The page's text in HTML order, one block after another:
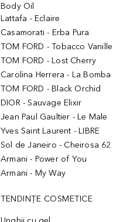
Body Oil
Lattafa - Eclaire
Casamorati - Erba Pura
TOM FORD - Tobacco Vanille
TOM FORD - Lost Cherry
Carolina Herrera - La Bomba
TOM FORD - Black Orchid
DIOR - Sauvage Elixir
Jean Paul Gaultier - Le Male
Yves Saint Laurent - LIBRE
Sol de Janeiro - Cheirosa 62
Armani - Power of You
Armani - My Way
TENDINȚE COSMETICE